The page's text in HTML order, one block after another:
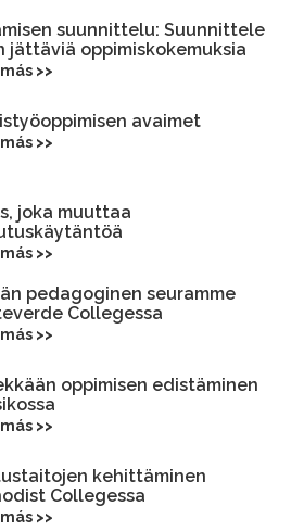
suunnittelu: Suunnittele
jättäviä oppimiskokemuksia
>>
avaimet
>>
joka muuttaa
>>
pedagoginen seuramme
Collegessa
>>
oppimisen edistäminen
>>
kehittäminen
Collegessa
>>